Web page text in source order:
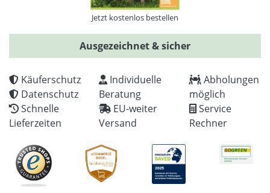
Jetzt kostenlos bestellen
Ausgezeichnet & sicher
Käuferschutz
Datenschutz
Schnelle
Lieferzeiten
Individuelle
Beratung
EU-weiter
Versand
Abholungen
möglich
Service
Rechner